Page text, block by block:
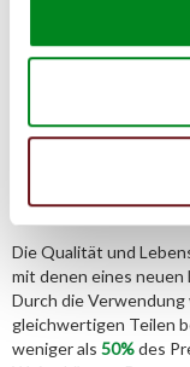
Die Qualität und
mit denen eines
Durch die
gleichwertigen Teilen
weniger als 50%des